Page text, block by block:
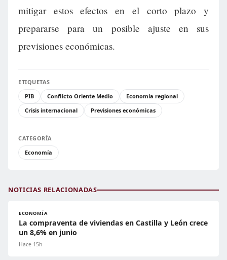
mitigar estos efectos en el corto plazo y
prepararse para un posible ajuste en sus
previsiones económicas.
ETIQUETAS
PIB
Conflicto Oriente Medio
Economía regional
Crisis internacional
Previsiones económicas
CATEGORÍA
Economía
NOTICIAS RELACIONADAS
ECONOMÍA
La compraventa de viviendas en Castilla y León crece
un 8,6% en junio
Hace 15h